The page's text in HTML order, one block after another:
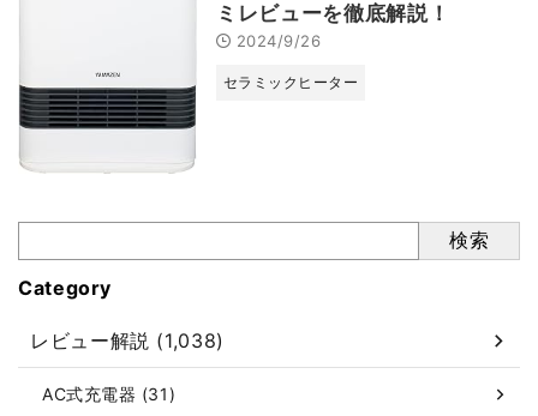
ミレビューを徹底解説！
2024/9/26
セラミックヒーター
検索
Category
レビュー解説 (1,038)
AC式充電器 (31)